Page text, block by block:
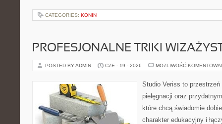
CATEGORIES: KONIN
PROFESJONALNE TRIKI
POSTED BY ADMIN CZE - 19 - 2026 MOŻLIWOŚĆ
Studio Veriss to
pielęgnacji oraz
które chcą świadomie
charakter edukacyjny i